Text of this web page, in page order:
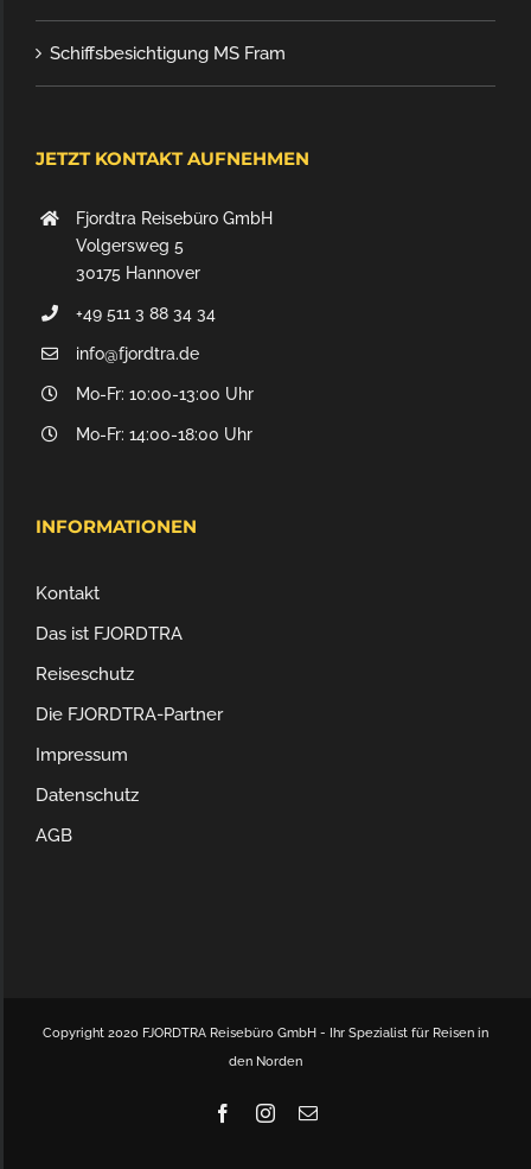
Schiffsbesichtigung MS Fram
JETZT KONTAKT AUFNEHMEN
Fjordtra Reisebüro GmbH
Volgersweg 5
30175 Hannover
+49 511 3 88 34 34
info@fjordtra.de
Mo-Fr: 10:00-13:00 Uhr
Mo-Fr: 14:00-18:00 Uhr
INFORMATIONEN
Kontakt
Das ist FJORDTRA
Reiseschutz
Die FJORDTRA-Partner
Impressum
Datenschutz
AGB
Copyright 2020 FJORDTRA Reisebüro GmbH - Ihr Spezialist für Reisen in
den Norden
FacebookInstagram
E-